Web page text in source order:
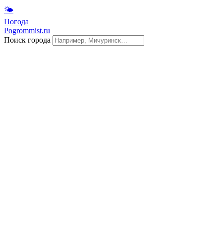
🌤
Погода
Pogrommist.ru
Поиск города